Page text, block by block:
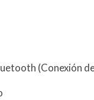
(Conexión